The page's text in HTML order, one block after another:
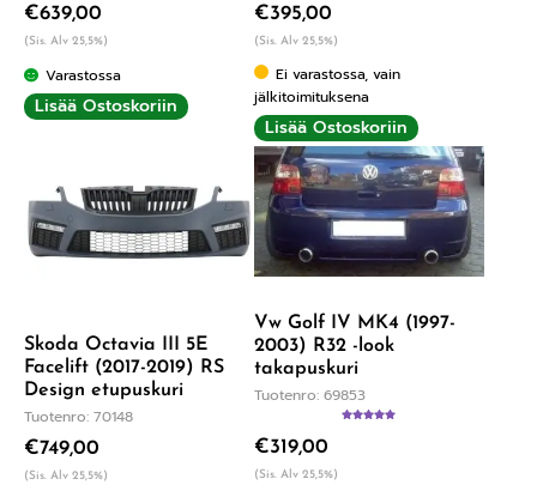
€639,00
(Sis. Alv 25,5%)
Varastossa
Lisää Ostoskoriin
€395,00
(Sis. Alv 25,5%)
Ei varastossa, vain
jälkitoimituksena
Lisää Ostoskoriin
Skoda Octavia III 5E
Facelift (2017-2019) RS
Design etupuskuri
Tuotenro: 70148
€749,00
(Sis. Alv 25,5%)
Vw Golf IV MK4 (1997-
2003) R32 -look
takapuskuri
Tuotenro: 69853
€319,00
(Sis. Alv 25,5%)